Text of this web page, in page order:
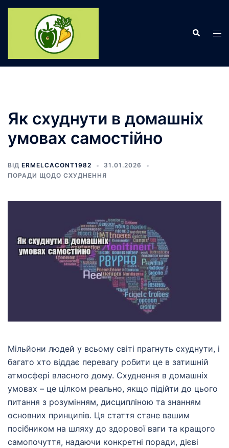
Перейти
Пошук
Як схуднути в домашніх
умовах самостійно
ВІД ERMELCACONT1982
31.01.2026
ПОРАДИ ЩОДО СХУДНЕННЯ
Мільйони людей у всьому світі прагнуть схуднути, і
багато хто віддає перевагу робити це в затишній
атмосфері власного дому. Схуднення в домашніх
умовах – це цілком реально, якщо підійти до цього
питання з розумінням, дисципліною та знанням
основних принципів. Ця стаття стане вашим
посібником на шляху до здорової ваги та кращого
самопочуття, надаючи конкретні поради, дієві